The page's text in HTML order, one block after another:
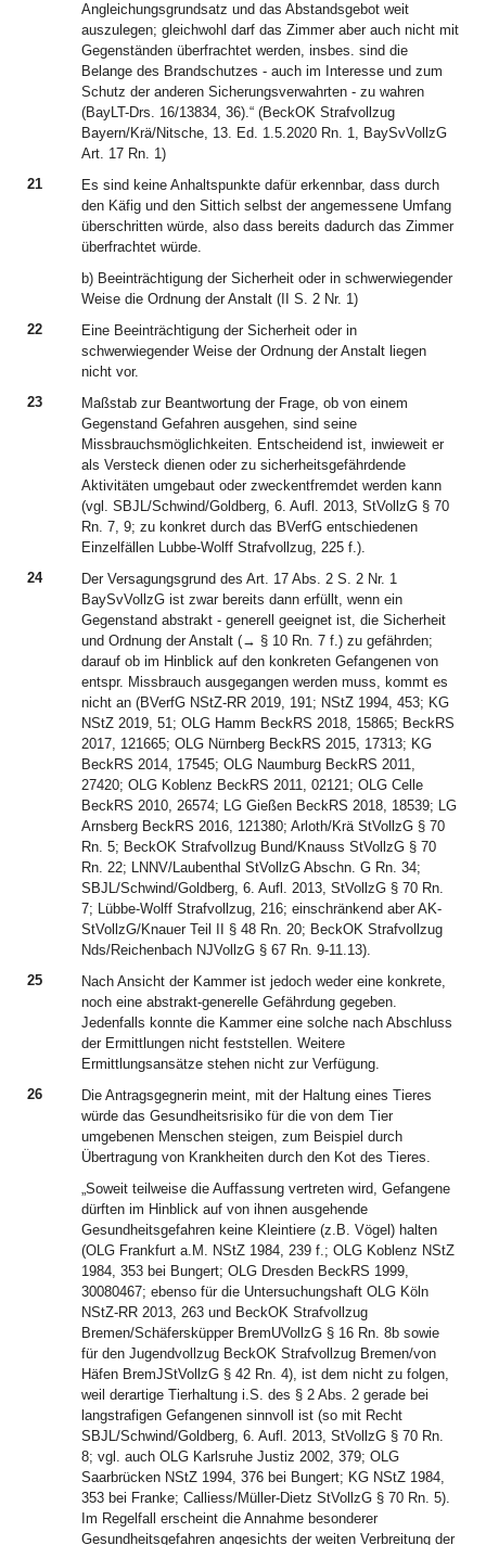
Angleichungsgrundsatz und das Abstandsgebot weit
auszulegen; gleichwohl darf das Zimmer aber auch nicht mit
Gegenständen überfrachtet werden, insbes. sind die
Belange des Brandschutzes - auch im Interesse und zum
Schutz der anderen Sicherungsverwahrten - zu wahren
(BayLT-Drs. 16/13834, 36).“ (BeckOK Strafvollzug
Bayern/Krä/Nitsche, 13. Ed. 1.5.2020 Rn. 1, BaySvVollzG
Art. 17 Rn. 1)
21
Es sind keine Anhaltspunkte dafür erkennbar, dass durch
den Käfig und den Sittich selbst der angemessene Umfang
überschritten würde, also dass bereits dadurch das Zimmer
überfrachtet würde.
b) Beeinträchtigung der Sicherheit oder in schwerwiegender
Weise die Ordnung der Anstalt (II S. 2 Nr. 1)
22
Eine Beeinträchtigung der Sicherheit oder in
schwerwiegender Weise der Ordnung der Anstalt liegen
nicht vor.
23
Maßstab zur Beantwortung der Frage, ob von einem
Gegenstand Gefahren ausgehen, sind seine
Missbrauchsmöglichkeiten. Entscheidend ist, inwieweit er
als Versteck dienen oder zu sicherheitsgefährdende
Aktivitäten umgebaut oder zweckentfremdet werden kann
(vgl. SBJL/Schwind/Goldberg, 6. Aufl. 2013, StVollzG § 70
Rn. 7, 9; zu konkret durch das BVerfG entschiedenen
Einzelfällen Lubbe-Wolff Strafvollzug, 225 f.).
24
Der Versagungsgrund des Art. 17 Abs. 2 S. 2 Nr. 1
BaySvVollzG ist zwar bereits dann erfüllt, wenn ein
Gegenstand abstrakt - generell geeignet ist, die Sicherheit
und Ordnung der Anstalt (→ § 10 Rn. 7 f.) zu gefährden;
darauf ob im Hinblick auf den konkreten Gefangenen von
entspr. Missbrauch ausgegangen werden muss, kommt es
nicht an (BVerfG NStZ-RR 2019, 191; NStZ 1994, 453; KG
NStZ 2019, 51; OLG Hamm BeckRS 2018, 15865; BeckRS
2017, 121665; OLG Nürnberg BeckRS 2015, 17313; KG
BeckRS 2014, 17545; OLG Naumburg BeckRS 2011,
27420; OLG Koblenz BeckRS 2011, 02121; OLG Celle
BeckRS 2010, 26574; LG Gießen BeckRS 2018, 18539; LG
Arnsberg BeckRS 2016, 121380; Arloth/Krä StVollzG § 70
Rn. 5; BeckOK Strafvollzug Bund/Knauss StVollzG § 70
Rn. 22; LNNV/Laubenthal StVollzG Abschn. G Rn. 34;
SBJL/Schwind/Goldberg, 6. Aufl. 2013, StVollzG § 70 Rn.
7; Lübbe-Wolff Strafvollzug, 216; einschränkend aber AK-
StVollzG/Knauer Teil II § 48 Rn. 20; BeckOK Strafvollzug
Nds/Reichenbach NJVollzG § 67 Rn. 9-11.13).
25
Nach Ansicht der Kammer ist jedoch weder eine konkrete,
noch eine abstrakt-generelle Gefährdung gegeben.
Jedenfalls konnte die Kammer eine solche nach Abschluss
der Ermittlungen nicht feststellen. Weitere
Ermittlungsansätze stehen nicht zur Verfügung.
26
Die Antragsgegnerin meint, mit der Haltung eines Tieres
würde das Gesundheitsrisiko für die von dem Tier
umgebenen Menschen steigen, zum Beispiel durch
Übertragung von Krankheiten durch den Kot des Tieres.
„Soweit teilweise die Auffassung vertreten wird, Gefangene
dürften im Hinblick auf von ihnen ausgehende
Gesundheitsgefahren keine Kleintiere (z.B. Vögel) halten
(OLG Frankfurt a.M. NStZ 1984, 239 f.; OLG Koblenz NStZ
1984, 353 bei Bungert; OLG Dresden BeckRS 1999,
30080467; ebenso für die Untersuchungshaft OLG Köln
NStZ-RR 2013, 263 und BeckOK Strafvollzug
Bremen/Schäfersküpper BremUVollzG § 16 Rn. 8b sowie
für den Jugendvollzug BeckOK Strafvollzug Bremen/von
Häfen BremJStVollzG § 42 Rn. 4), ist dem nicht zu folgen,
weil derartige Tierhaltung i.S. des § 2 Abs. 2 gerade bei
langstrafigen Gefangenen sinnvoll ist (so mit Recht
SBJL/Schwind/Goldberg, 6. Aufl. 2013, StVollzG § 70 Rn.
8; vgl. auch OLG Karlsruhe Justiz 2002, 379; OLG
Saarbrücken NStZ 1994, 376 bei Bungert; KG NStZ 1984,
353 bei Franke; Calliess/Müller-Dietz StVollzG § 70 Rn. 5).
Im Regelfall erscheint die Annahme besonderer
Gesundheitsgefahren angesichts der weiten Verbreitung der